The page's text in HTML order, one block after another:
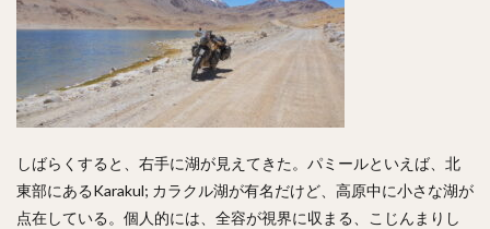
しばらくすると、右手に湖が見えてきた。パミールといえば、北
東部にあるKarakul; カラクル湖が有名だけど、高原中に小さな湖が
点在している。個人的には、全容が視界に収まる、こじんまりし